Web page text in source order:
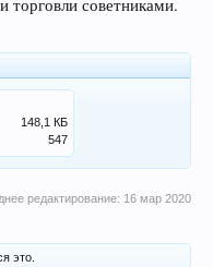
торговли советниками.
148,1 КБ
547
редактирование: 16 мар 2020
это.